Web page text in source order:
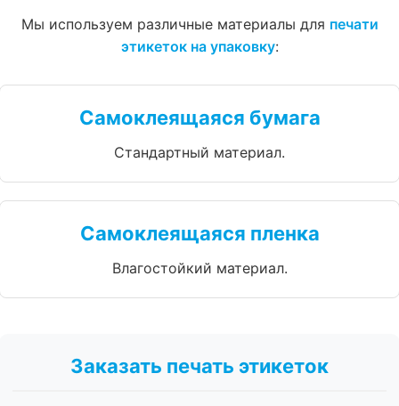
Мы используем различные материалы для печати
этикеток на упаковку:
Самоклеящаяся бумага
Стандартный материал.
Самоклеящаяся пленка
Влагостойкий материал.
Заказать печать этикеток